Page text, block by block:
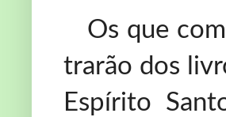
Os que
trarão dos
Espírito